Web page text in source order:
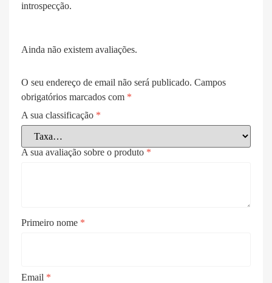
introspecção.
Ainda não existem avaliações.
O seu endereço de email não será publicado. Campos
obrigatórios marcados com *
A sua classificação *
A sua avaliação sobre o produto *
Primeiro nome *
Email *